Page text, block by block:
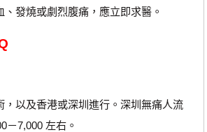
發燒或劇烈腹痛，應立即求醫。
以及香港或深圳進行。深圳無痛人流
－7,000 左右。